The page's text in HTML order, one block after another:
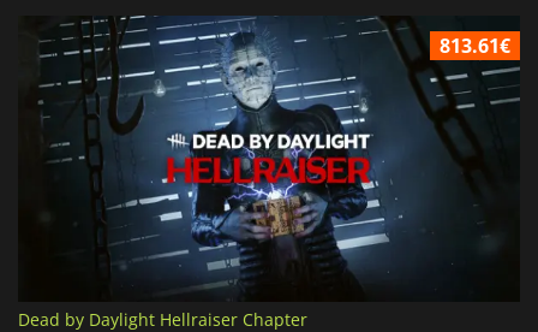
813.61€
Dead by Daylight Hellraiser Chapter